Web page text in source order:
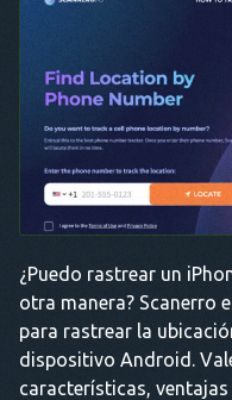
¿Puedo rastrear un
otra manera? Scanerro
para rastrear la
dispositivo Android.
características, ventajas